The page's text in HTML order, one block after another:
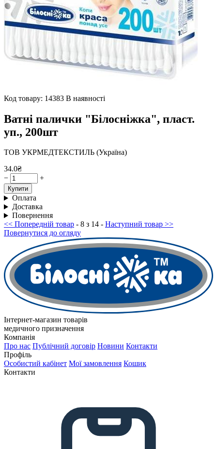
Код товару: 14383 В наявності
Ватні палички "Білосніжка", пласт.
уп., 200шт
ТОВ УКРМЕДТЕКСТИЛЬ (Україна)
34.0₴
−
+
Купити
Оплата
Доставка
Повернення
<< Попередній товар - 8 з 14 - Наступний товар >>
Повернутися до огляду
Інтернет-магазин товарів
медичного призначення
Компанія
Про нас Публічний договір Новини Контакти
Профіль
Особистий кабінет Мої замовлення Кошик
Контакти